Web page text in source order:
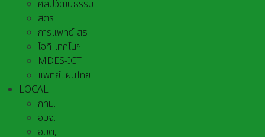
ศิลปวัฒนธรรม
สตรี
การแพทย์-สธ
ไอที-เทคโนฯ
MDES-ICT
แพทย์แผนไทย
LOCAL
กทม.
อบจ.
อบต,